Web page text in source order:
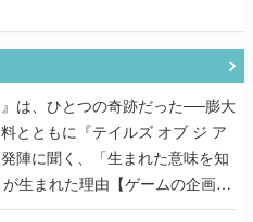
』は、ひとつの奇跡だった──膨大
とともに『テイルズ オブ ジ ア
陣に聞く、「生まれた意味を知
生まれた理由【ゲームの企画